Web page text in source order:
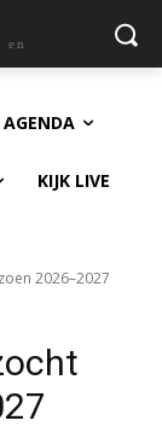
en
AGENDA
KIJK LIVE
2026–2027